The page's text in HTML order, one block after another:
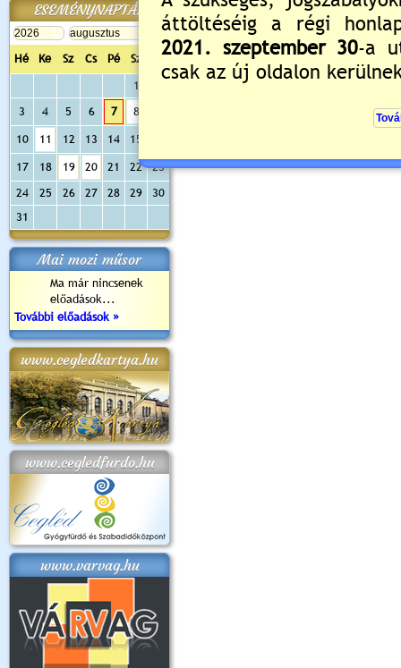
ESEMÉNYNAPTÁR
Hé Ke Sz Cs Pé Sz
Va
1
3
4 5 6 7 8
10 11 12 13 14 15
17 18 19 20 21 22
23
24
25 26 27 28 29
30
31
Mai mozi műsor
Ma már nincsenek
előadások...
További előadások »
www.cegledkartya.hu
www.cegledfurdo.hu
www.varvag.hu